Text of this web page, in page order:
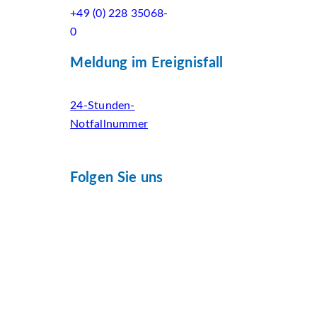
+49 (0) 228 35068-
0
Meldung im Ereignisfall
24-Stunden-
Notfallnummer
Folgen Sie uns